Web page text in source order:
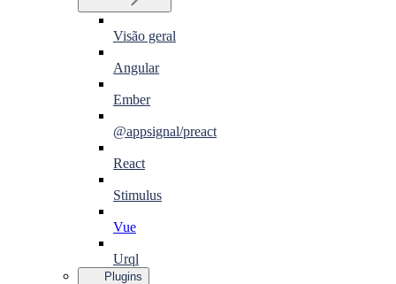
Visão geral
Angular
Ember
@appsignal/preact
React
Stimulus
Vue
Urql
Plugins